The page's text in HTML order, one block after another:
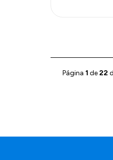
Página 1 de22